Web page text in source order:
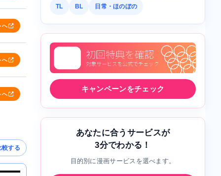
へ
へ
へ
較する
TL BL 日常・ほのぼの
キャンペーンをチェック
あなたに合うサービスが
3分でわかる！
目的別に漫画サービスを選べます。